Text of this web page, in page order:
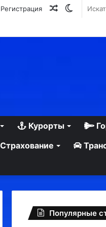
Switch
Случайная
Курорты
Страхование
Популярные